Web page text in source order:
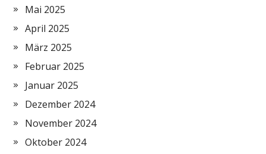
Mai 2025
April 2025
März 2025
Februar 2025
Januar 2025
Dezember 2024
November 2024
Oktober 2024